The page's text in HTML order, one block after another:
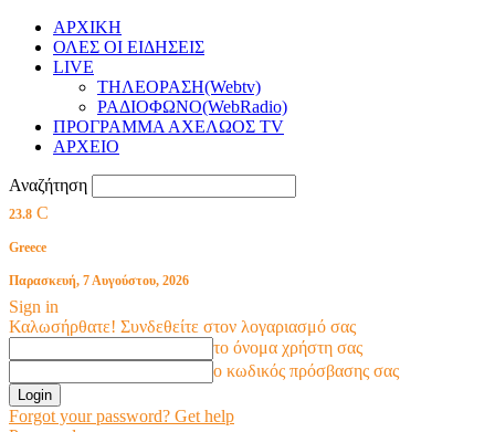
ΑΡΧΙΚΗ
ΟΛΕΣ ΟΙ ΕΙΔΗΣΕΙΣ
LIVE
ΤΗΛΕΟΡΑΣΗ(Webtv)
ΡΑΔΙΟΦΩΝΟ(WebRadio)
ΠΡΟΓΡΑΜΜΑ ΑΧΕΛΩΟΣ TV
ΑΡΧΕΙΟ
Αναζήτηση
23.8 C
Greece
Παρασκευή, 7 Αυγούστου, 2026
Sign in
Καλωσήρθατε! Συνδεθείτε στον λογαριασμό σας
το όνομα χρήστη σας
ο κωδικός πρόσβασης σας
Forgot your password? Get help